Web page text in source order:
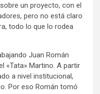
un proyecto, con el
pero no está claro
todo lo que lo rodea
Juan Román
«Tata» Martino. A partir
a nivel institucional,
Por eso Román tomó